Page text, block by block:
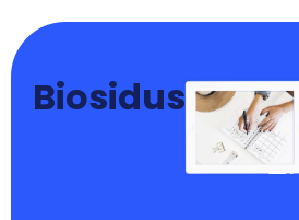
Biosidus